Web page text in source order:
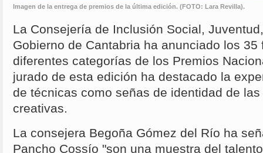
Imagen de la entrega de premios de la última edición. (FOTO: Lara Revilla).
La Consejería de Inclusión Social,
Gobierno de Cantabria ha anunciado los
diferentes categorías de los Premios
jurado de esta edición ha destacado la
de técnicas como señas de identidad de
creativas.
La consejera Begoña Gómez del Río ha
Pancho Cossío "son una muestra del